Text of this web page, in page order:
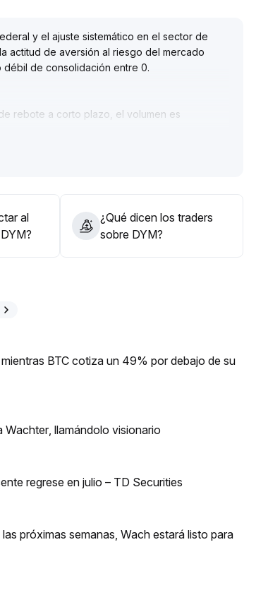
y el ajuste sistemático en el sector de
actitud de aversión al riesgo del mercado
débil de consolidación entre 0.
rebote a corto plazo, el volumen es
de la fase podría estar cerca
del nivel de 0
estabilización, puede considerarse una
al
¿Qué dicen los traders
sobre DYM?
BTC cotiza un 49% por debajo de su
Wachter, llamándolo visionario
regrese en julio – TD Securities
próximas semanas, Wach estará listo para